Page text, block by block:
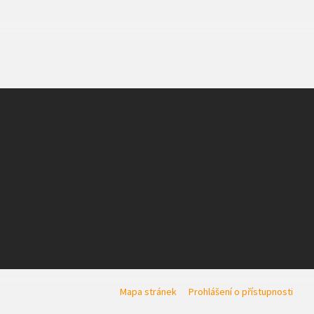
Mapa stránek Prohlášení o přístupnosti